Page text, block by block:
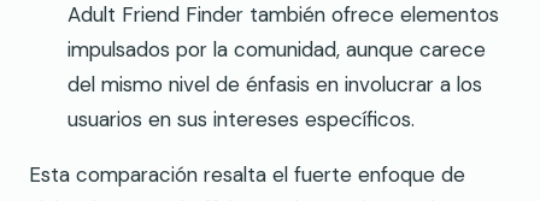
Adult Friend Finder también ofrece elementos
impulsados por la comunidad, aunque carece
del mismo nivel de énfasis en involucrar a los
usuarios en sus intereses específicos.
Esta comparación resalta el fuerte enfoque de